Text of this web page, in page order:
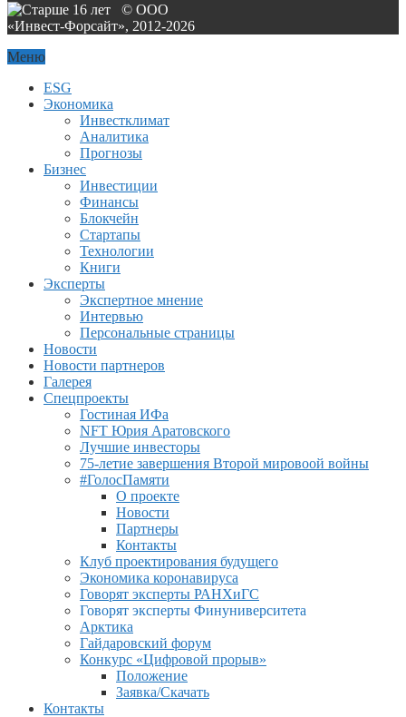
© ООО
«Инвест-Форсайт», 2012-2026
Меню
ESG
Экономика
Инвестклимат
Аналитика
Прогнозы
Бизнес
Инвестиции
Финансы
Блокчейн
Стартапы
Технологии
Книги
Эксперты
Экспертное мнение
Интервью
Персональные страницы
Новости
Новости партнеров
Галерея
Спецпроекты
Гостиная ИФа
NFT Юрия Аратовского
Лучшие инвесторы
75-летие завершения Второй мировоой войны
#ГолосПамяти
О проекте
Новости
Партнеры
Контакты
Клуб проектирования будущего
Экономика коронавируса
Говорят эксперты РАНХиГС
Говорят эксперты Финуниверситета
Арктика
Гайдаровский форум
Конкурс «Цифровой прорыв»
Положение
Заявка/Скачать
Контакты